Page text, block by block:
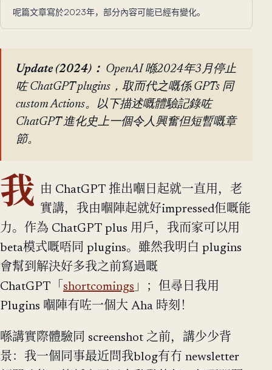
呢篇文章寫於2023年，部分內容可能已經有變化。
Update (2024)： OpenAI 喺2024年3月停止
咗 ChatGPT plugins，取而代之嘅係 GPTs 同
custom Actions。以下描述嘅體驗記錄咗
ChatGPT 進化史上一個令人興奮但短暫嘅章
節。
我
由 ChatGPT 推出嗰日起就一直用，老
實講，我由嗰陣起就好impressed佢嘅能
力。作為 ChatGPT plus 用戶，我而家可以用
beta模式嘅唔同 plugins。雖然我明白 plugins
會幫到解決好多我之前寫過嘅
ChatGPT「 shortcomings 」；但尋日我用
Plugins 嗰陣有咗一個大 Aha 時刻！
喺講實際體驗同 screenshot 之前，講少少背
景：我一個同事最近問我blog有冇 newsletter